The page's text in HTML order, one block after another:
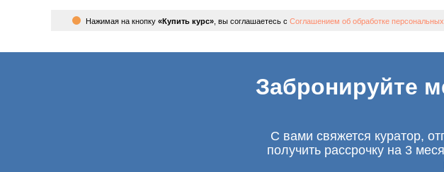
Нажимая на кнопку «Купить курс» , вы соглашаетесь с Соглашением об обработке
Забронируйте
С вами свяжется куратор,
получить рассрочку на 3